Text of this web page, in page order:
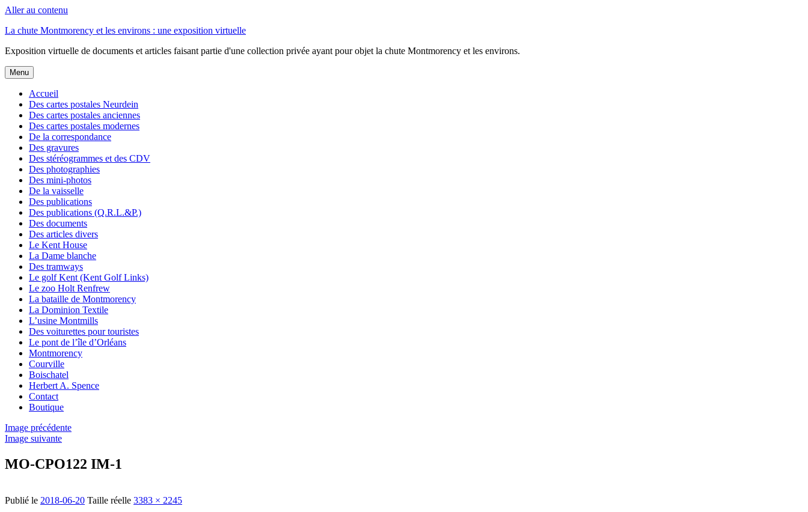
Aller au contenu
La chute Montmorency et les environs : une exposition virtuelle
Exposition virtuelle de documents et articles faisant partie d'une collection privée ayant pour objet la chute Montmorency et les environs.
Menu
Accueil
Des cartes postales Neurdein
Des cartes postales anciennes
Des cartes postales modernes
De la correspondance
Des gravures
Des stéréogrammes et des CDV
Des photographies
Des mini-photos
De la vaisselle
Des publications
Des publications (Q.R.L.&P.)
Des documents
Des articles divers
Le Kent House
La Dame blanche
Des tramways
Le golf Kent (Kent Golf Links)
Le zoo Holt Renfrew
La bataille de Montmorency
La Dominion Textile
L’usine Montmills
Des voiturettes pour touristes
Le pont de l’île d’Orléans
Montmorency
Courville
Boischatel
Herbert A. Spence
Contact
Boutique
Image précédente
Image suivante
MO-CPO122 IM-1
Publié le 2018-06-20 Taille réelle 3383 × 2245